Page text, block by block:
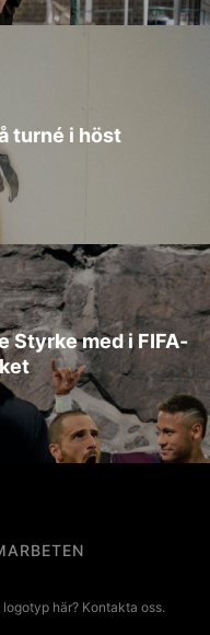
turné i höst
Styrke med i FIFA-
logotyp här? Kontakta oss.